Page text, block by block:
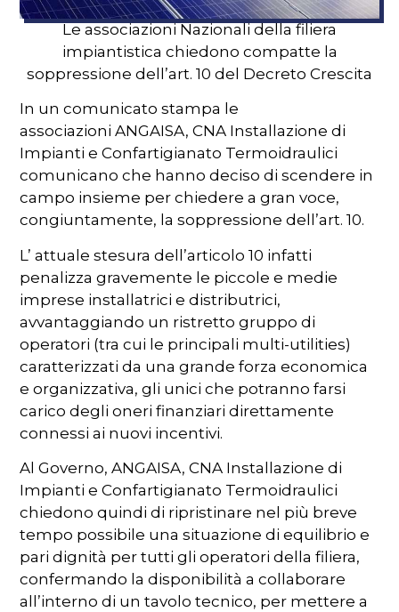
Le associazioni Nazionali della filiera
impiantistica chiedono compatte la
soppressione dell’art. 10 del Decreto Crescita
In un comunicato stampa le
associazioni ANGAISA, CNA Installazione di
Impianti e Confartigianato Termoidraulici
comunicano che hanno deciso di scendere in
campo insieme per chiedere a gran voce,
congiuntamente, la soppressione dell’art. 10.
L’ attuale stesura dell’articolo 10 infatti
penalizza gravemente le piccole e medie
imprese installatrici e distributrici,
avvantaggiando un ristretto gruppo di
operatori (tra cui le principali multi-utilities)
caratterizzati da una grande forza economica
e organizzativa, gli unici che potranno farsi
carico degli oneri finanziari direttamente
connessi ai nuovi incentivi.
Al Governo, ANGAISA, CNA Installazione di
Impianti e Confartigianato Termoidraulici
chiedono quindi di ripristinare nel più breve
tempo possibile una situazione di equilibrio e
pari dignità per tutti gli operatori della filiera,
confermando la disponibilità a collaborare
all’interno di un tavolo tecnico, per mettere a